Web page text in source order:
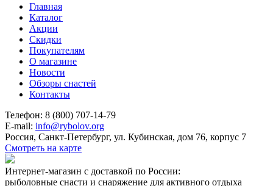
Главная
Каталог
Акции
Скидки
Покупателям
О магазине
Новости
Обзоры снастей
Контакты
Телефон: 8 (800) 707-14-79
E-mail: info@rybolov.org
Россия, Санкт-Петербург, ул. Кубинская, дом 76, корпус 7
Смотреть на карте
Интернет-магазин с доставкой по России:
рыболовные снасти и снаряжение для активного отдыха